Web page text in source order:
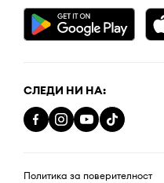
СЛЕДИ НИ НА:
Политика за поверителност